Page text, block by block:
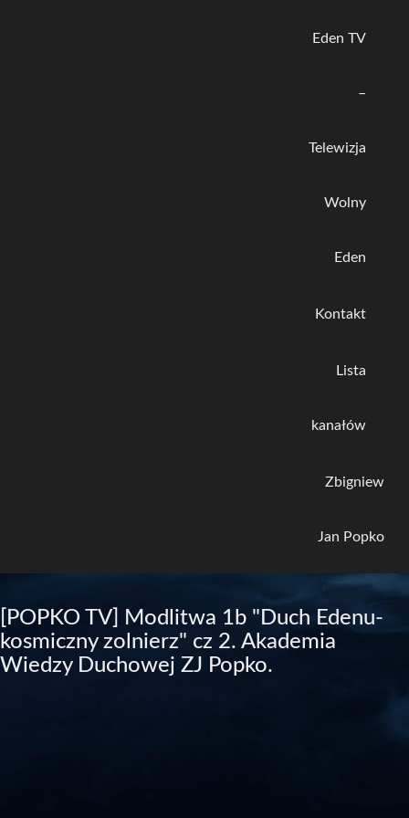
Eden TV
–
Telewizja
Wolny
Eden
Kontakt
Lista
kanałów
Zbigniew
Jan Popko
[POPKO TV] Modlitwa 1b "Duch Edenu-
kosmiczny zolnierz" cz 2. Akademia
Wiedzy Duchowej ZJ Popko.